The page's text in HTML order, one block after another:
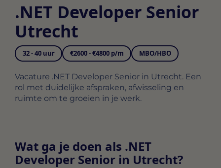
.NET Developer Senior
Utrecht
32 - 40 uur €2600 - €4800 p/m MBO/HBO
Vacature .NET Developer Senior in Utrecht. Een
rol met duidelijke afspraken, afwisseling en
ruimte om te groeien in je werk.
Wat ga je doen als .NET
Developer Senior in Utrecht?